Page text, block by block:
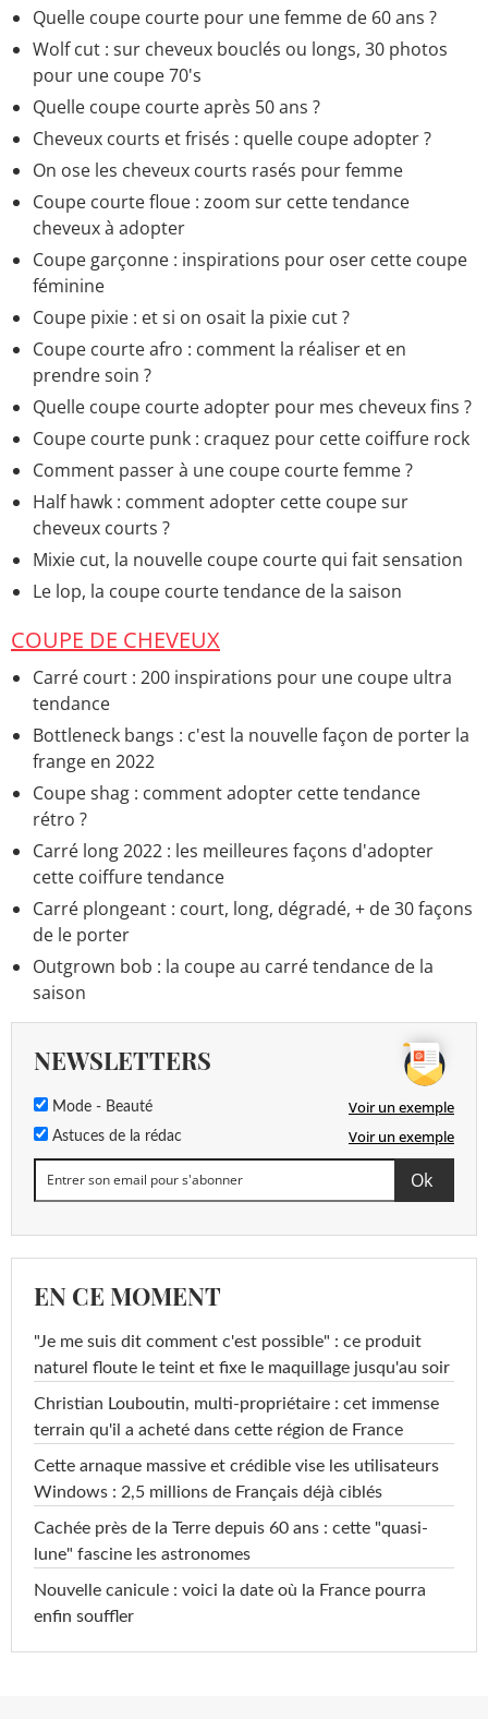
Quelle coupe courte pour une femme de 60 ans ?
Wolf cut : sur cheveux bouclés ou longs, 30 photos
pour une coupe 70's
Quelle coupe courte après 50 ans ?
Cheveux courts et frisés : quelle coupe adopter ?
On ose les cheveux courts rasés pour femme
Coupe courte floue : zoom sur cette tendance
cheveux à adopter
Coupe garçonne : inspirations pour oser cette coupe
féminine
Coupe pixie : et si on osait la pixie cut ?
Coupe courte afro : comment la réaliser et en
prendre soin ?
Quelle coupe courte adopter pour mes cheveux fins ?
Coupe courte punk : craquez pour cette coiffure rock
Comment passer à une coupe courte femme ?
Half hawk : comment adopter cette coupe sur
cheveux courts ?
Mixie cut, la nouvelle coupe courte qui fait sensation
Le lop, la coupe courte tendance de la saison
COUPE DE CHEVEUX
Carré court : 200 inspirations pour une coupe ultra
tendance
Bottleneck bangs : c'est la nouvelle façon de porter la
frange en 2022
Coupe shag : comment adopter cette tendance
rétro ?
Carré long 2022 : les meilleures façons d'adopter
cette coiffure tendance
Carré plongeant : court, long, dégradé, + de 30 façons
de le porter
Outgrown bob : la coupe au carré tendance de la
saison
NEWSLETTERS
Mode - Beauté Voir un exemple
Astuces de la rédac Voir un exemple
EN CE MOMENT
"Je me suis dit comment c'est possible" : ce produit
naturel floute le teint et fixe le maquillage jusqu'au soir
Christian Louboutin, multi-propriétaire : cet immense
terrain qu'il a acheté dans cette région de France
Cette arnaque massive et crédible vise les utilisateurs
Windows : 2,5 millions de Français déjà ciblés
Cachée près de la Terre depuis 60 ans : cette "quasi-
lune" fascine les astronomes
Nouvelle canicule : voici la date où la France pourra
enfin souffler